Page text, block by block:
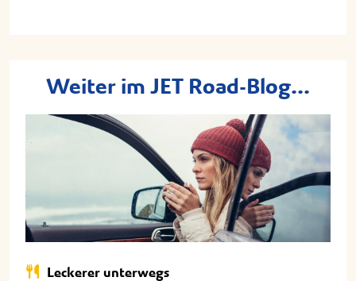
Weiter im JET Road-Blog...
Leckerer unterwegs